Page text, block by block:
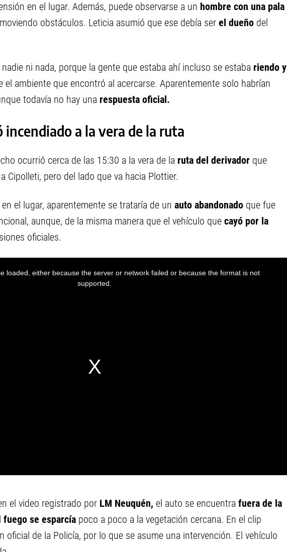
en el lugar. Además, puede observarse a un hombre con una pala
obstáculos. Leticia asumió que ese debía ser el dueño del
ni nada, porque la gente que estaba ahí incluso se estaba riendo y
el ambiente que encontró al acercarse. Aparentemente solo habrían
todavía no hay una respuesta oficial.
incendiado a la vera de la ruta
ocurrió cerca de las 15:30 a la vera de la ruta del derivador que
Cipolleti, pero del lado que va hacia Plottier.
el lugar, aparentemente se trataría de un auto abandonado que fue
aunque, de la misma manera que el vehículo que cayó por la
oficiales.
el video registrado por LM Neuquén, el auto se encuentra fuera de la
fuego se esparcía poco a poco a la vegetación cercana. En el clip
oficial de la Policía, por lo que se asume una intervención. El vehículo